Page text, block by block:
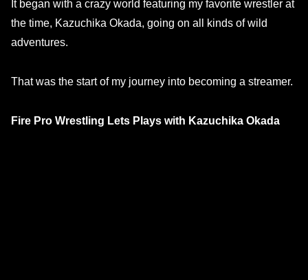
It began with a crazy world featuring my favorite wrestler at
the time, Kazuchika Okada, going on all kinds of wild
adventures.
That was the start of my journey into becoming a streamer.
Fire Pro Wrestling Lets Plays with Kazuchika Okada